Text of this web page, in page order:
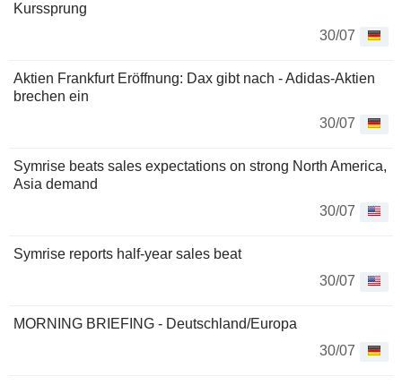
Kurssprung
30/07
Aktien Frankfurt Eröffnung: Dax gibt nach - Adidas-Aktien
brechen ein
30/07
Symrise beats sales expectations on strong North America,
Asia demand
30/07
Symrise reports half-year sales beat
30/07
MORNING BRIEFING - Deutschland/Europa
30/07